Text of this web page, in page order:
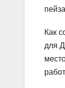
Как
для